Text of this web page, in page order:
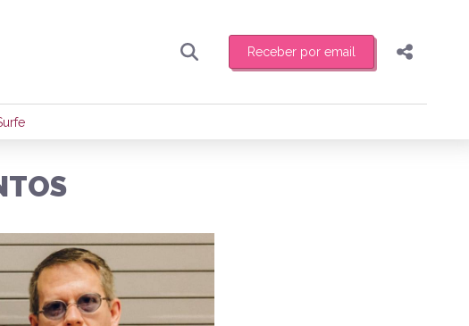
Receber por email
para receber toda sexta-feira de manhã o resumo
região.
Quero receber novidades
Compartilhar